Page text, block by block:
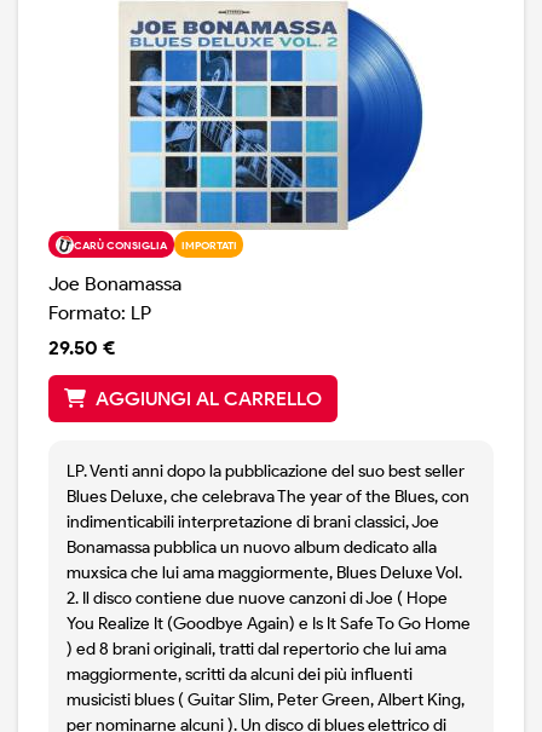
CARÙ CONSIGLIA IMPORTATI
Joe Bonamassa
Formato: LP
29.50 €
AGGIUNGI AL CARRELLO
LP. Venti anni dopo la pubblicazione del suo best seller
Blues Deluxe, che celebrava The year of the Blues, con
indimenticabili interpretazione di brani classici, Joe
Bonamassa pubblica un nuovo album dedicato alla
muxsica che lui ama maggiormente, Blues Deluxe Vol.
2. Il disco contiene due nuove canzoni di Joe ( Hope
You Realize It (Goodbye Again) e Is It Safe To Go Home
) ed 8 brani originali, tratti dal repertorio che lui ama
maggiormente, scritti da alcuni dei più influenti
musicisti blues ( Guitar Slim, Peter Green, Albert King,
per nominarne alcuni ). Un disco di blues elettrico di